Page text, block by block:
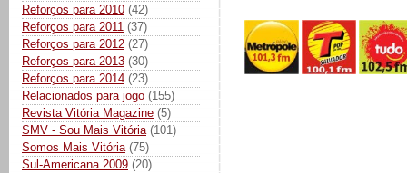
Reforços para 2010 (42)
Reforços para 2011 (37)
Reforços para 2012 (27)
Reforços para 2013 (30)
Reforços para 2014 (23)
Relacionados para jogo (155)
Revista Vitória Magazine (5)
SMV - Sou Mais Vitória (101)
Somos Mais Vitória (75)
Sul-Americana 2009 (20)